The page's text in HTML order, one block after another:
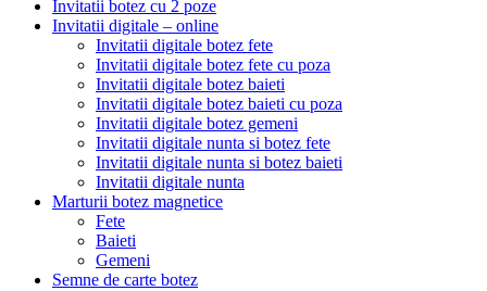
Invitatii botez cu 2 poze
Invitatii digitale – online
Invitatii digitale botez fete
Invitatii digitale botez fete cu poza
Invitatii digitale botez baieti
Invitatii digitale botez baieti cu poza
Invitatii digitale botez gemeni
Invitatii digitale nunta si botez fete
Invitatii digitale nunta si botez baieti
Invitatii digitale nunta
Marturii botez magnetice
Fete
Baieti
Gemeni
Semne de carte botez